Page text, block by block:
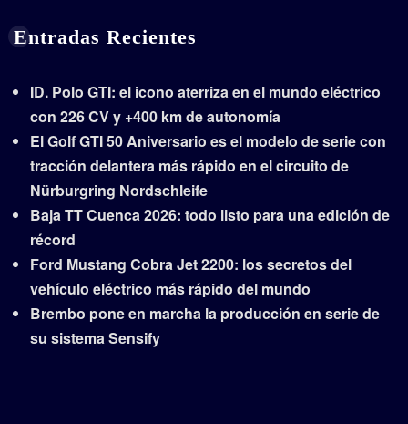
Entradas Recientes
ID. Polo GTI: el icono aterriza en el mundo eléctrico
con 226 CV y +400 km de autonomía
El Golf GTI 50 Aniversario es el modelo de serie con
tracción delantera más rápido en el circuito de
Nürburgring Nordschleife
Baja TT Cuenca 2026: todo listo para una edición de
récord
Ford Mustang Cobra Jet 2200: los secretos del
vehículo eléctrico más rápido del mundo
Brembo pone en marcha la producción en serie de
su sistema Sensify